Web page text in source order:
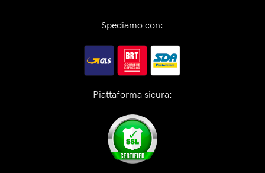
Spediamo con:
Piattaforma sicura: